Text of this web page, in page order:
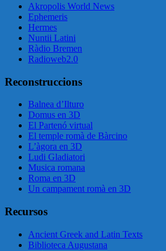
Akropolis World News
Ephemeris
Hermes
Nuntii Latini
Ràdio Bremen
Radioweb2.0
Reconstruccions
Balnea d’Ilturo
Domus en 3D
El Partenó virtual
El temple romà de Bàrcino
L’àgora en 3D
Ludi Gladiatori
Musica romana
Roma en 3D
Un campament romà en 3D
Recursos
Ancient Greek and Latin Texts
Biblioteca Augustana